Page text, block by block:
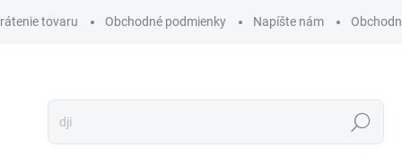
tovaru Obchodné podmienky Napíšte nám
Hľadať